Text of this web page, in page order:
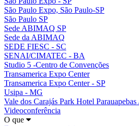
São Paulo Expo, São Paulo-SP
São Paulo SP
Sede ABIMAQ SP
Sede da ABIMAQ
SEDE FIESC - SC
SENAI/CIMATEC - BA
Studio 5 -Centro de Convenções
Transamerica Expo Center
Transamerica Expo Center - SP
Usipa - MG
Vale dos Carajás Park Hotel Parauapebas
Videoconferência
O que